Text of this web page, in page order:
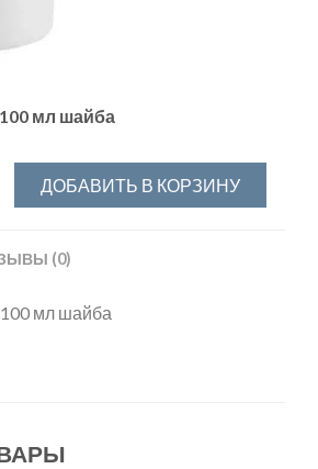
мл шайба
ДОБАВИТЬ В КОРЗИНУ
(0)
мл шайба